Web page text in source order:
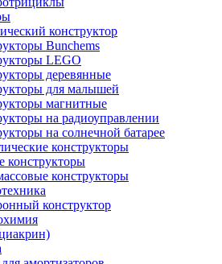
конструктор
Bunchems
LEGO
деревянные
для малышей
магнитные
на радиоуправлении
на солнечной батарее
конструкторы
конструкторы
конструкторы
конструктор